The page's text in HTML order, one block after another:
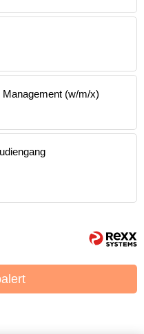
(w/m/x)